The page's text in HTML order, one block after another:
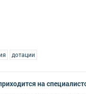
дотации
на